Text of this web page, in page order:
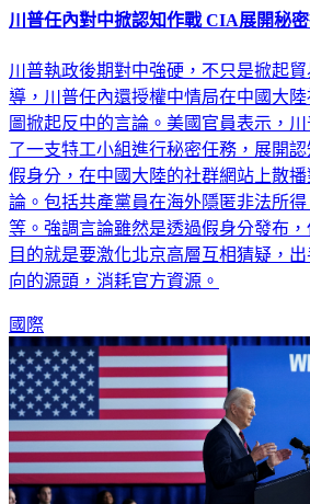
川普任內對中掀認知作戰 CIA展開秘
川普執政後期對中強硬，不只是掀起
導，川普任內還授權中情局在中國大
圖掀起反中的言論。美國官員表示，
了一支特工小組進行秘密任務，展開
假身分，在中國大陸的社群網站上散
論。包括共產黨員在海外隱匿非法所
等。強調言論雖然是透過假身分發布
目的就是要激化北京高層互相猜疑，
向的源頭，消耗官方資源。
國際